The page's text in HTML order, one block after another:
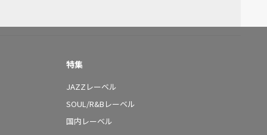
特集
JAZZレーベル
SOUL/R&Bレーベル
国内レーベル